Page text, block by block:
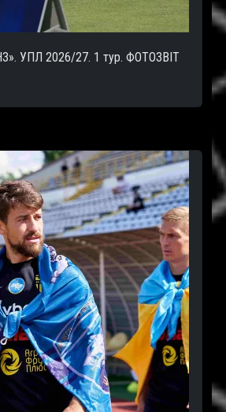
УПЛ 2026/27. 1 тур. ФОТОЗВІТ